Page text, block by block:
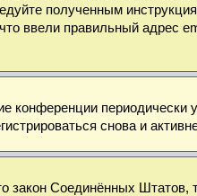
полученным
ввели правильный адрес
конференции периодически
снова и
закон Соединённых Штатов,